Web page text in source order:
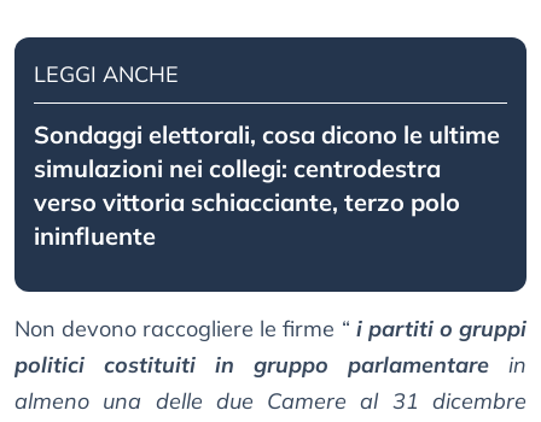
LEGGI ANCHE
Sondaggi elettorali, cosa dicono le ultime
simulazioni nei collegi: centrodestra
verso vittoria schiacciante, terzo polo
ininfluente
Non devono raccogliere le firme “ i partiti o gruppi
politici costituiti in gruppo parlamentare in
almeno una delle due Camere al 31 dicembre